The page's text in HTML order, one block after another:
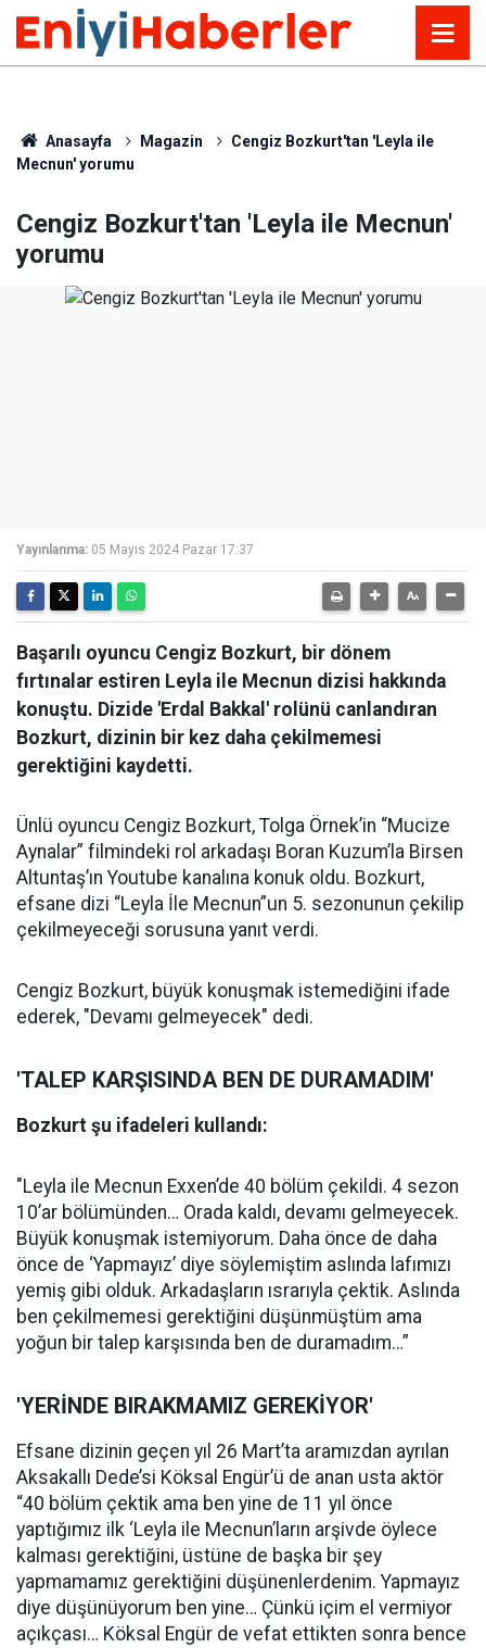
Anasayfa Magazin
Cengiz Bozkurt'tan 'Leyla ile
Mecnun' yorumu
Cengiz Bozkurt'tan 'Leyla ile Mecnun'
yorumu
Yayınlanma: 05 Mayıs 2024 Pazar 17:37
Başarılı oyuncu Cengiz Bozkurt, bir dönem
fırtınalar estiren Leyla ile Mecnun dizisi hakkında
konuştu. Dizide 'Erdal Bakkal' rolünü canlandıran
Bozkurt, dizinin bir kez daha çekilmemesi
gerektiğini kaydetti.
Ünlü oyuncu Cengiz Bozkurt, Tolga Örnek’in “Mucize
Aynalar” filmindeki rol arkadaşı Boran Kuzum’la Birsen
Altuntaş’ın Youtube kanalına konuk oldu. Bozkurt,
efsane dizi “Leyla İle Mecnun”un 5. sezonunun çekilip
çekilmeyeceği sorusuna yanıt verdi.
Cengiz Bozkurt, büyük konuşmak istemediğini ifade
ederek, "Devamı gelmeyecek" dedi.
'TALEP KARŞISINDA BEN DE DURAMADIM'
Bozkurt şu ifadeleri kullandı:
"Leyla ile Mecnun Exxen’de 40 bölüm çekildi. 4 sezon
10’ar bölümünden… Orada kaldı, devamı gelmeyecek.
Büyük konuşmak istemiyorum. Daha önce de daha
önce de ‘Yapmayız’ diye söylemiştim aslında lafımızı
yemiş gibi olduk. Arkadaşların ısrarıyla çektik. Aslında
ben çekilmemesi gerektiğini düşünmüştüm ama
yoğun bir talep karşısında ben de duramadım…”
'YERİNDE BIRAKMAMIZ GEREKİYOR'
Efsane dizinin geçen yıl 26 Mart’ta aramızdan ayrılan
Aksakallı Dede’si Köksal Engür’ü de anan usta aktör
“40 bölüm çektik ama ben yine de 11 yıl önce
yaptığımız ilk ‘Leyla ile Mecnun’ların arşivde öylece
kalması gerektiğini, üstüne de başka bir şey
yapmamamız gerektiğini düşünenlerdenim. Yapmayız
diye düşünüyorum ben yine… Çünkü içim el vermiyor
açıkçası… Köksal Engür de vefat ettikten sonra bence